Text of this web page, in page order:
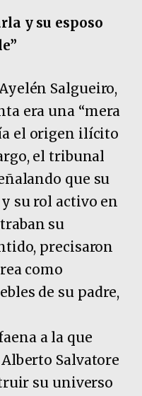
y su esposo
Salgueiro,
era una “mera
el origen ilícito
el tribunal
que su
su rol activo en
su
precisaron
como
de su padre,
a la que
Salvatore
su universo